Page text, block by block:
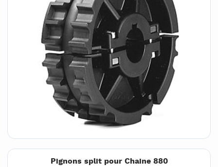
Pignons split pour Chaine 880